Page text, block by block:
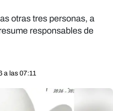
otras tres personas, a
responsables de
a las 07:11